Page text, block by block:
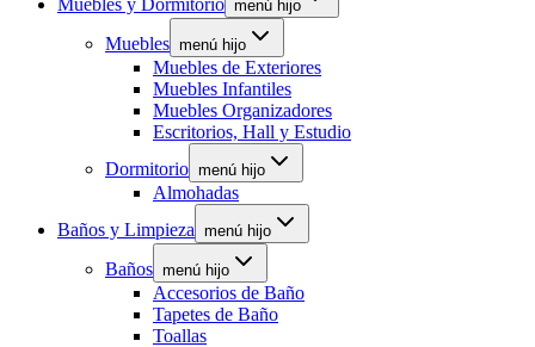
menú hijo
Muebles menú hijo
Muebles de Exteriores
Muebles Infantiles
Muebles Organizadores
Escritorios, Hall y Estudio
Dormitorio menú hijo
Almohadas
Baños y Limpieza menú hijo
Baños menú hijo
Accesorios de Baño
Tapetes de Baño
Toallas